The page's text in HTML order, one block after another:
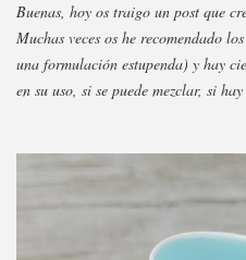
Buenas, hoy os traigo un post que
Muchas veces os he recomendado
una formulación estupenda) y hay
en su uso, si se puede mezclar, si
corporales, así es más fácil,
marca tiene otros sérum y cremas,
tenéis en casi todas las perfumerías,